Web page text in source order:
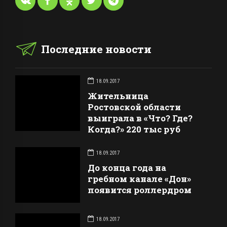
Последние новости
18.09.2017
Жительница
Ростовской области
выиграла в «Что? Где?
Когда?» 220 тыс руб
18.09.2017
До конца года на
гребном канале «Дон»
появится роллердром
18.09.2017